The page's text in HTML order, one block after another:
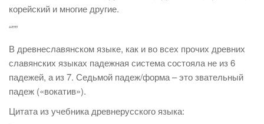
корейский и многие другие.
“””
В древнеславянском языке, как и во всех прочих древних
славянских языках падежная система состояла не из 6
падежей, а из 7. Седьмой падеж/форма – это звательный
падеж («вокатив»).
Цитата из учебника древнерусского языка: